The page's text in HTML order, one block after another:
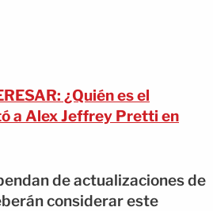
¿Quién es el
a Alex Jeffrey Pretti en
de actualizaciones de
considerar este